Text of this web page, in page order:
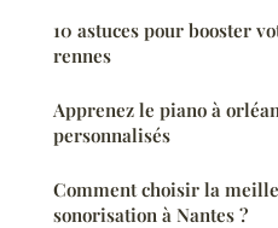
10 astuces pour booster
rennes
Apprenez le piano à
personnalisés
Comment choisir la
sonorisation à Nantes ?